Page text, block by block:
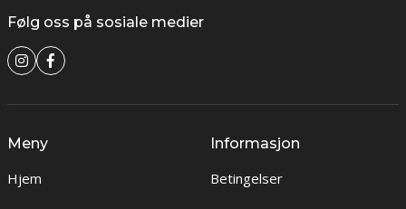
Følg oss på sosiale medier
Meny
Hjem
Informasjon
Betingelser